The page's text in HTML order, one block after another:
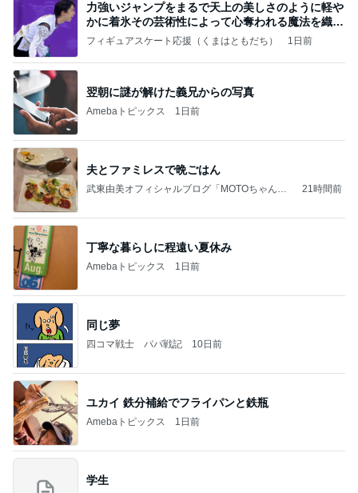
力強いジャンプをまるで天上の美しさのように軽や
かに着氷その芸術性によって心奪われる魔法を織り
なす
フィギュアスケート応援（くまはともだち） 1日前
翌朝に謎が解けた義兄からの写真
Amebaトピックス 1日前
夫とファミレスで晩ごはん
武東由美オフィシャルブログ「MOTOちゃんと
21時間前
丁寧な暮らしに程遠い夏休み
Amebaトピックス 1日前
同じ夢
四コマ戦士 パパ戦記 10日前
ユカイ 鉄分補給でフライパンと鉄瓶
Amebaトピックス 1日前
学生